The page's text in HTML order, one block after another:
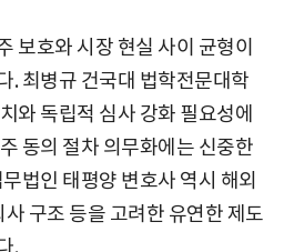
보호와 시장 현실 사이 균형이
. 최병규 건국대 법학전문대학
와 독립적 심사 강화 필요성에
동의 절차 의무화에는 신중한
법인 태평양 변호사 역시 해외
구조 등을 고려한 유연한 제도
.